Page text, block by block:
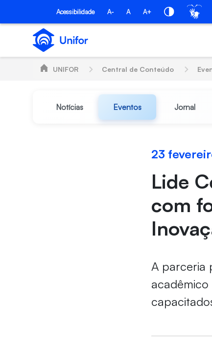
Pular para o Conteúdo principal
Acessibilidade A- A A+
UNIFOR Central de Conteúdo
Notícias Eventos Jornal
23
Lide
com
A parceria